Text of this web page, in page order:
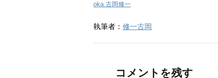
oka.古岡修一
執筆者： 修一古岡
コメントを残す